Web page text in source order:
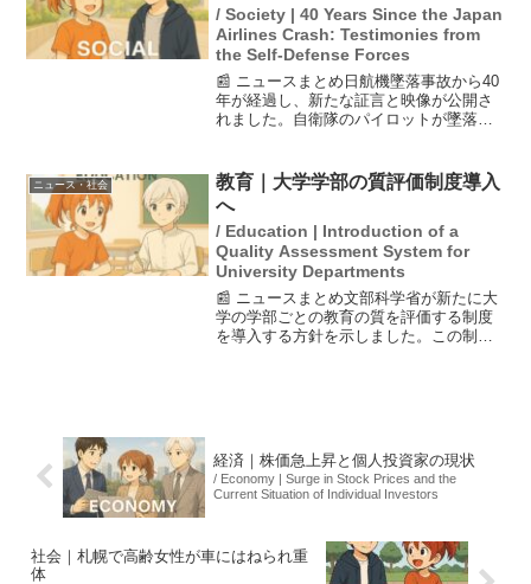
/ Society | 40 Years Since the Japan
Airlines Crash: Testimonies from
the Self-Defense Forces
📰 ニュースまとめ日航機墜落事故から40
年が経過し、新たな証言と映像が公開さ
れました。自衛隊のパイロットが墜落直
しました。この証言は、事故の真実を知
るための重要な一歩で...
ニュース・社会
教育｜大学学部の質評価制度導入
へ
/ Education | Introduction of a
Quality Assessment System for
University Departments
📰 ニュースまとめ文部科学省が新たに大
学の学部ごとの教育の質を評価する制度
を導入する方針を示しました。この制度
経済｜株価急上昇と個人投資家の現状
/ Economy | Surge in Stock Prices and the
Current Situation of Individual Investors
社会｜札幌で高齢女性が車にはねられ重
体